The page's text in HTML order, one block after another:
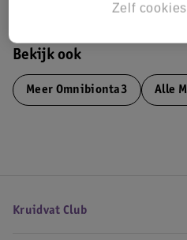
Bekijk ook
Meer Omnibionta3 Alle
Kruidvat Club
Zelf